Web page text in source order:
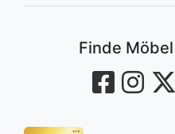
Finde